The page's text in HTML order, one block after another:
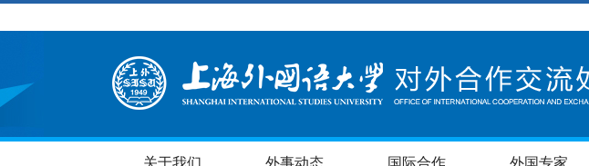
关于我们 外事动态 国际合作 外国专家